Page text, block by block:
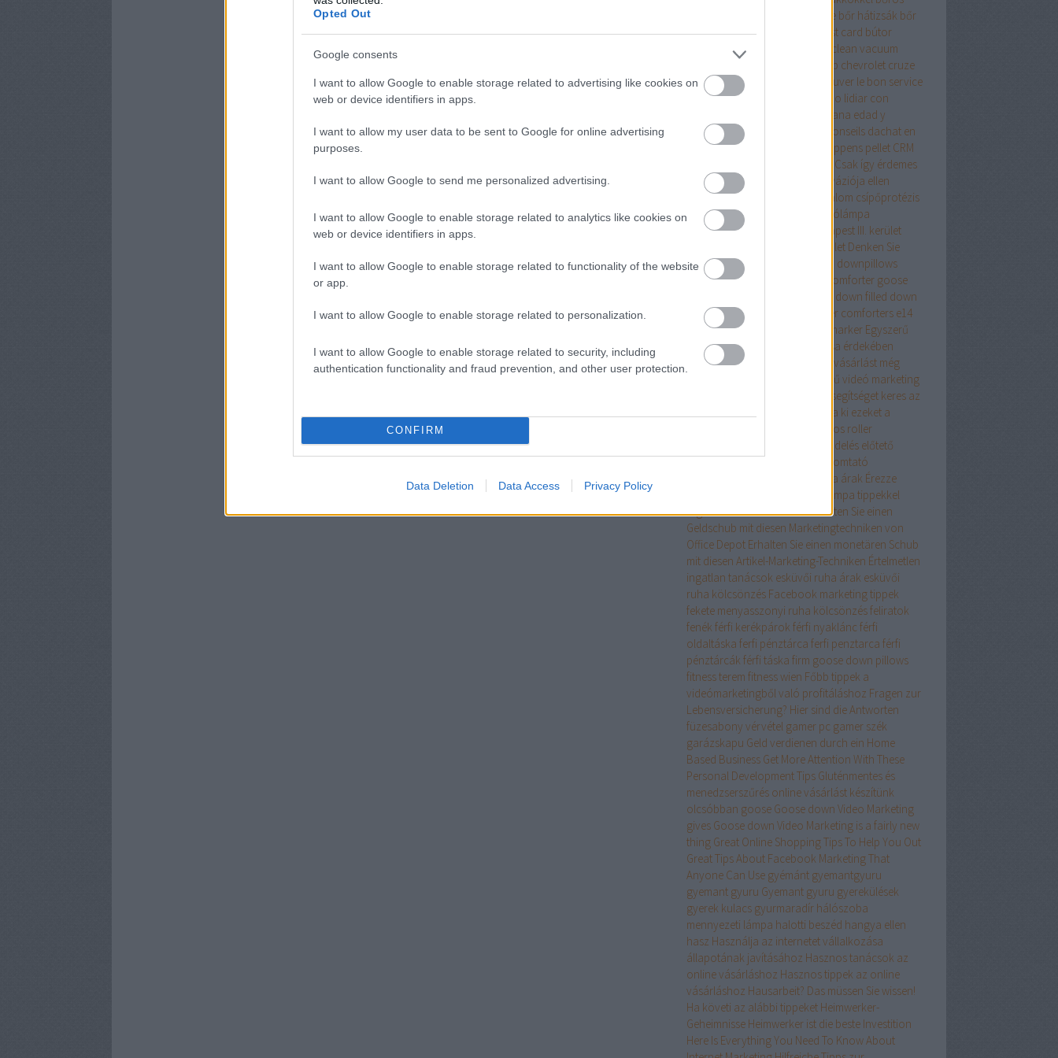
Opted Out
Google consents
I want to allow Google to enable storage related to advertising like cookies on
web or device identifiers in apps.
I want to allow my user data to be sent to Google for online advertising
purposes.
I want to allow Google to send me personalized advertising.
I want to allow Google to enable storage related to analytics like cookies on
web or device identifiers in apps.
I want to allow Google to enable storage related to functionality of the website
or app.
I want to allow Google to enable storage related to personalization.
I want to allow Google to enable storage related to security, including
authentication functionality and fraud prevention, and other user protection.
CONFIRM
Data Deletion Data Access Privacy Policy
borsod online bőr hátizsák bőr
hátizsák nőibőr táska budapest card bútor
carpet cleaning in cork
carpet clean vacuum
casio tudományos számológép chevrolet cruze
tuningcomforter
Comment trouver le bon service
de réparation automobile
Cómo lidiar con
eficacia con la crisis de la mediana edad y
desarrollarse como persona
Conseils dachat en
ligne que vous devez savoir
coppens pellet CRM
Csak így érdemes
védekezni az ágyi poloskák inváziója ellen
cserepeslemez
csípőfájdalom csípőprotézis
műtét debrecen
csiptetős olvasólámpa
csótányirtás
csótányirtás Budapest III. kerület
csótányirtás Budapest XIII. kerület Denken Sie
darandistrict 7 budapest
downpillows
down comforterqueen
down comforter goose
down filled down
pillowsDrón duck feather comforters e14
foglalate27 foglalat ecset rajzmarker Egyszerű
önsegítő tanács az élete javítása érdekében
Egyszerű tanácsaink az online vásárlást még
Egyszerű videó marketing
Egy kis segítséget keres az
Internet Marketingben? Próbálja ki ezeket a
elektromos roller
élelmiszer rendelés előtető
emelő toló erkélyajtó
epson nyomtató
ereszcsatorna árak Érezze
magát profinak ezekkel a Netlámpa tippekkel
ergonomikus iskolatáskaErhalten Sie einen
Geldschub mit diesen Marketingtechniken von
Office Depot Erhalten Sie einen monetären Schub
mit diesen Artikel-Marketing-Techniken Értelmetlen
ingatlan tanácsok esküvői ruha árak esküvői
ruha kölcsönzés Facebook marketing tippek
fekete menyasszonyi ruha kölcsönzésfeliratok
fenék férfi kerékpárok férfi nyaklánc férfi
oldaltáska ferfi pénztárca ferfi penztarca férfi
pénztárcák férfi táska firm goose down pillows
fitness terem fitness wien Főbb tippek a
videómarketingből való profitáláshoz Fragen zur
Lebensversicherung? Hier sind die Antworten
füzesabony vérvétel gamer pc gamer szék
garázskapu Geld verdienen durch ein Home
Based Business Get More Attention With These
Personal Development Tips Gluténmentes és
menedzserszűrés online vásárlást készítünk
olcsóbban goose Goose down Video Marketing
gives Goose down Video Marketing is a fairly new
thing Great Online Shopping Tips To Help You Out
Great Tips About Facebook Marketing That
Anyone Can Use gyémánt gyemantgyuru
gyemant gyuru Gyemant gyuru gyerekülések
gyerek kulacs gyurmaradír hálószoba
mennyezeti lámpa halotti beszéd hangya ellen
hasz Használja az internetet vállalkozása
állapotának javításához Hasznos tanácsok az
online vásárláshoz Hasznos tippek az online
vásárláshoz Hausarbeit? Das müssen Sie wissen!
Ha követi az alábbi tippeket Heimwerker-
Geheimnisse Heimwerker ist die beste Investition
Here Is Everything You Need To Know About